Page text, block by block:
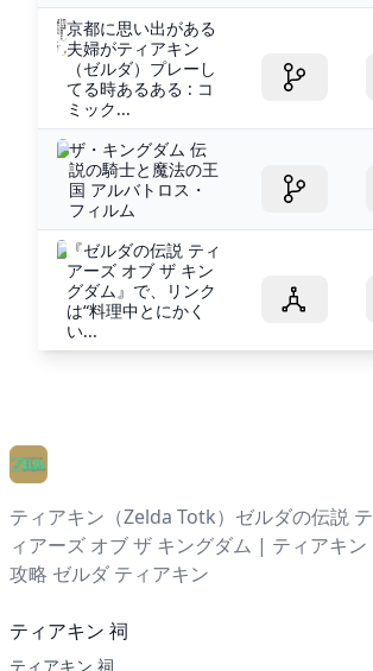
京都に思い出がある
夫婦がティアキン
（ゼルダ）プレーし
てる時あるある : コ
ミック...
ザ・キングダム 伝
説の騎士と魔法の王
国 アルバトロス・
フィルム
『ゼルダの伝説 ティ
アーズ オブ ザ キン
グダム』で、リンク
は“料理中とにかく
い...
ティアキン（Zelda Totk）ゼルダの伝説 テ
ィアーズ オブ ザ キングダム | ティアキン
攻略 ゼルダ ティアキン
ティアキン 祠
ティアキン 祠